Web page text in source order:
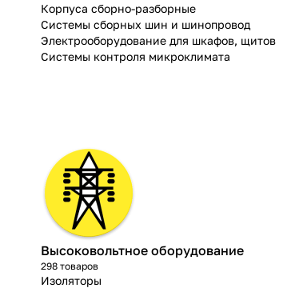
Корпуса сборно-разборные
Системы сборных шин и шинопровод
Электрооборудование для шкафов, щитов
Системы контроля микроклимата
Высоковольтное оборудование
298 товаров
Изоляторы